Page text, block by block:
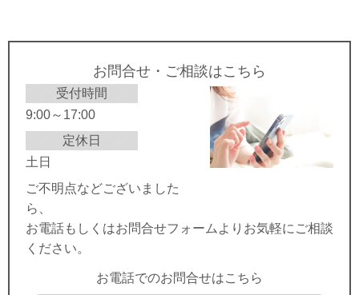
お問合せ・ご相談はこちら
受付時間
9:00～17:00
定休日
土日
ご不明点などございました
ら、
お電話もしくはお問合せフォームよりお気軽にご相談
ください。
お電話でのお問合せはこちら